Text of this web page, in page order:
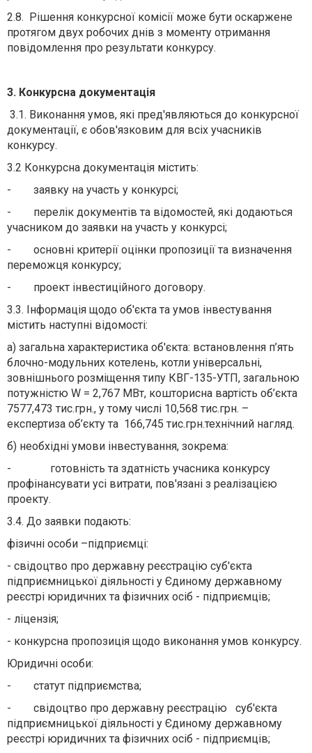
2.8. Рішення конкурсної комісії може бути оскаржене
протягом двух робочих днів з моменту отримання
повідомлення про результати конкурсу.
3. Конкурсна документація
3.1. Виконання умов, які пред'являються до конкурсної
документації, є обов'язковим для всіх учасників
конкурсу.
3.2 Конкурсна документація містить:
- заявку на участь у конкурсі;
- перелік документів та відомостей, які додаються
учасником до заявки на участь у конкурсі;
- основні критерії оцінки пропозиції та визначення
переможця конкурсу;
- проект інвестиційного договору.
3.3. Інформація щодо об'єкта та умов інвестування
містить наступні відомості:
а) загальна характеристика об'єкта: встановлення п’ять
блочно-модульних котелень, котли універсальні,
зовнішнього розміщення типу КВГ-135-УТП, загальною
потужністю W = 2,767 МВт, кошторисна вартість об’єкта
7577,473 тис.грн., у тому числі 10,568 тис.грн. –
експертиза об’єкту та 166,745 тис.грн.технічний нагляд.
б) необхідні умови інвестування, зокрема:
- готовність та здатність учасника конкурсу
профінансувати усі витрати, пов'язані з реалізацією
проекту.
3.4. До заявки подають:
фізичні особи –підприємці:
- свідоцтво про державну реєстрацію суб'єкта
підприємницької діяльності у Єдиному державному
реєстрі юридичних та фізичних осіб - підприємців;
- ліцензія;
- конкурсна пропозиція щодо виконання умов конкурсу.
Юридичні особи:
- статут підприємства;
- свідоцтво про державну реєстрацію суб'єкта
підприємницької діяльності у Єдиному державному
реєстрі юридичних та фізичних осіб - підприємців;